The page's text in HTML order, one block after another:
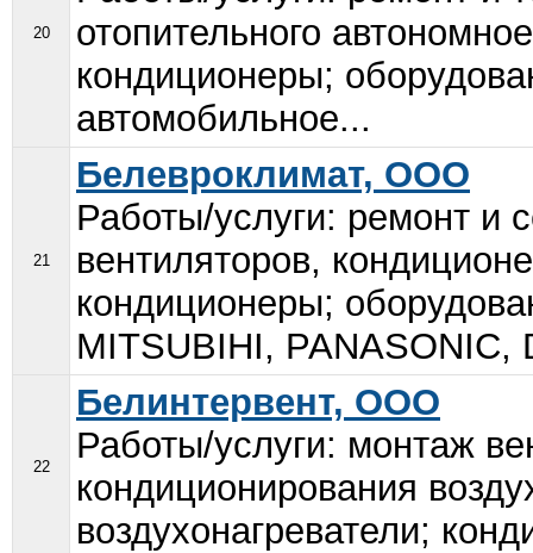
20
отопительного
кондиционеры;
автомобильное...
21
Белевроклимат, ООО
Работы/услуги: ремонт и
вентиляторов,
кондиционеры;
MITSUBIHI, PANASONIC,
22
Белинтервент, ООО
Работы/услуги: монтаж
кондиционирования
воздухонагреватели;